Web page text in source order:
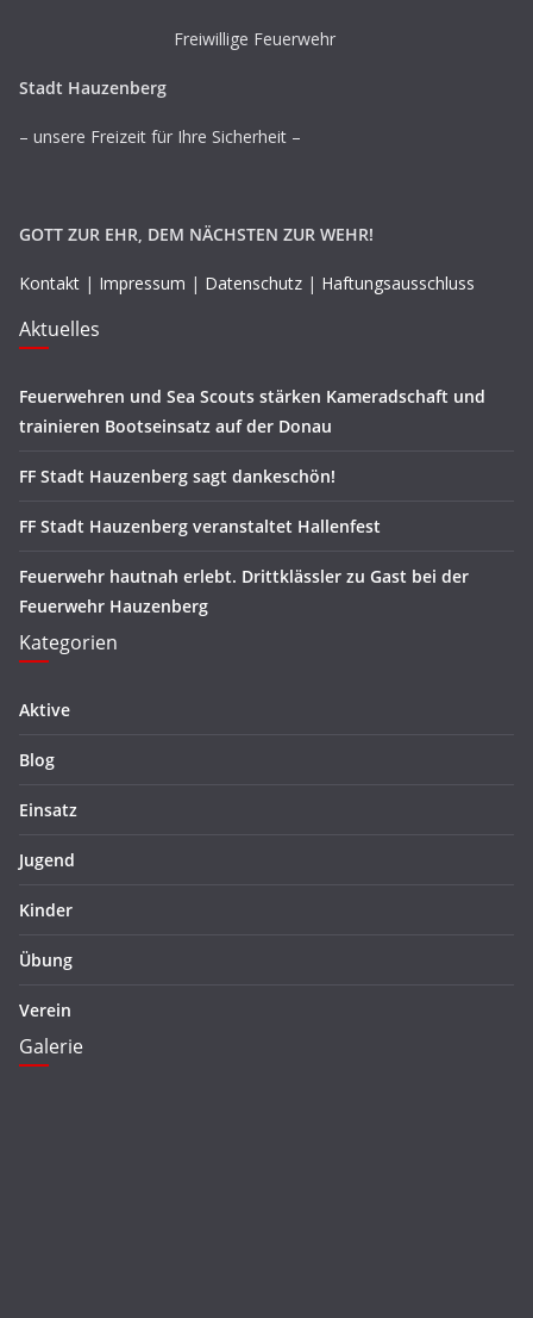
Freiwillige Feuerwehr
Stadt Hauzenberg
– unsere Freizeit für Ihre Sicherheit –
GOTT ZUR EHR, DEM NÄCHSTEN ZUR WEHR!
Kontakt | Impressum | Datenschutz | Haftungsausschluss
Aktuelles
Feuerwehren und Sea Scouts stärken Kameradschaft und
trainieren Bootseinsatz auf der Donau
FF Stadt Hauzenberg sagt dankeschön!
FF Stadt Hauzenberg veranstaltet Hallenfest
Feuerwehr hautnah erlebt. Drittklässler zu Gast bei der
Feuerwehr Hauzenberg
Kategorien
Aktive
Blog
Einsatz
Jugend
Kinder
Übung
Verein
Galerie